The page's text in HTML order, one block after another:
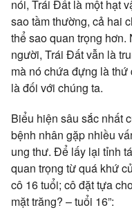
nói, Trái Đất là một hạt
sao tầm thường, cả hai
thể sao quan trọng
người, Trái Đất vẫn là
mà nó chứa đựng là thứ
là đối với chúng ta.
Biểu hiện sâu sắc nhất
bệnh nhân gặp nhiều
ung thư. Để lấy lại tỉnh
quan trọng từ quá khứ
cô 16 tuổi; cô đặt tựa
mặt trăng? – tuổi 16”: